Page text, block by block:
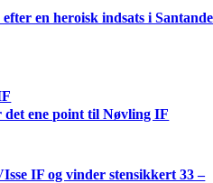
en heroisk indsats i
det ene point til Nøvling IF
IF og vinder stensikkert 33 –